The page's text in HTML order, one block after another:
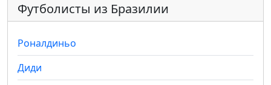
Футболисты из Бразилии
Роналдиньо
Диди